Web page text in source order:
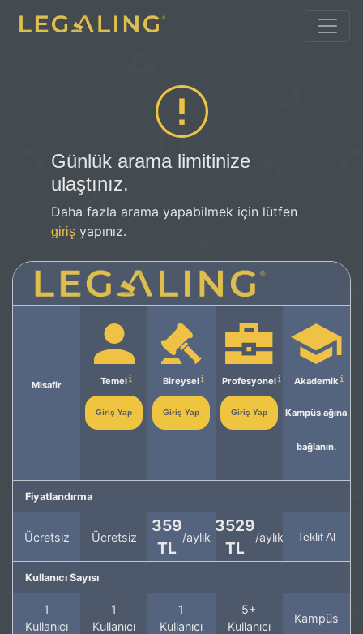
Günlük arama limitinize
ulaştınız.
Daha fazla arama yapabilmek için lütfen
giriş yapınız.
Misafir Temel
Giriş Yap
Bireysel
Giriş Yap
Profesyonel
Giriş Yap
Akademik
Kampüs ağına
bağlanın.
Fiyatlandırma
Ücretsiz Ücretsiz
359
TL
/aylık
3529
TL
/aylık Teklif Al
Kullanıcı Sayısı
1
Kullanıcı
1
Kullanıcı
1
Kullanıcı
5+
Kullanıcı
Kampüs